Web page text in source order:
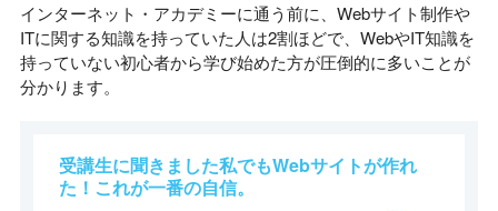
インターネット・アカデミーに通う前に、Webサイト制作や
ITに関する知識を持っていた人は2割ほどで、WebやIT知識を
持っていない初心者から学び始めた方が圧倒的に多いことが
分かります。
受講生に聞きました私でもWebサイトが作れ
た！これが一番の自信。